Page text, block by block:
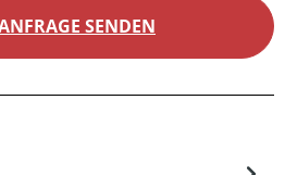
SENDEN